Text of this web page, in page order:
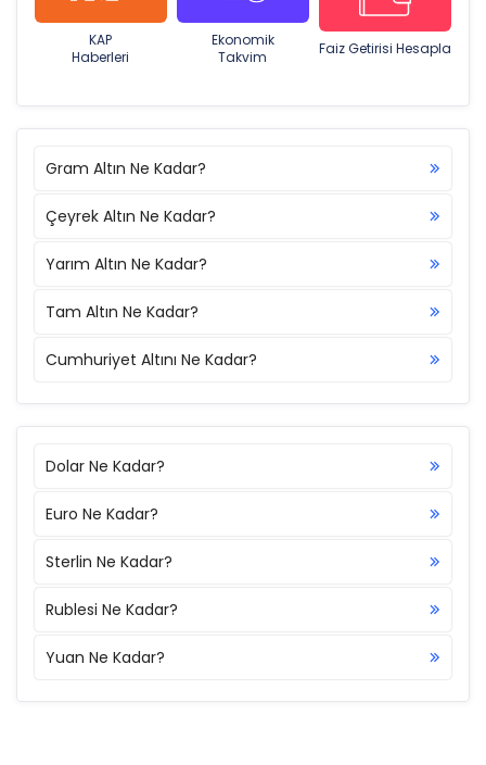
KAP
Haberleri
Ekonomik
Takvim
Faiz Getirisi Hesapla
Gram Altın Ne Kadar?
Çeyrek Altın Ne Kadar?
Yarım Altın Ne Kadar?
Tam Altın Ne Kadar?
Cumhuriyet Altını Ne Kadar?
Dolar Ne Kadar?
Euro Ne Kadar?
Sterlin Ne Kadar?
Rublesi Ne Kadar?
Yuan Ne Kadar?